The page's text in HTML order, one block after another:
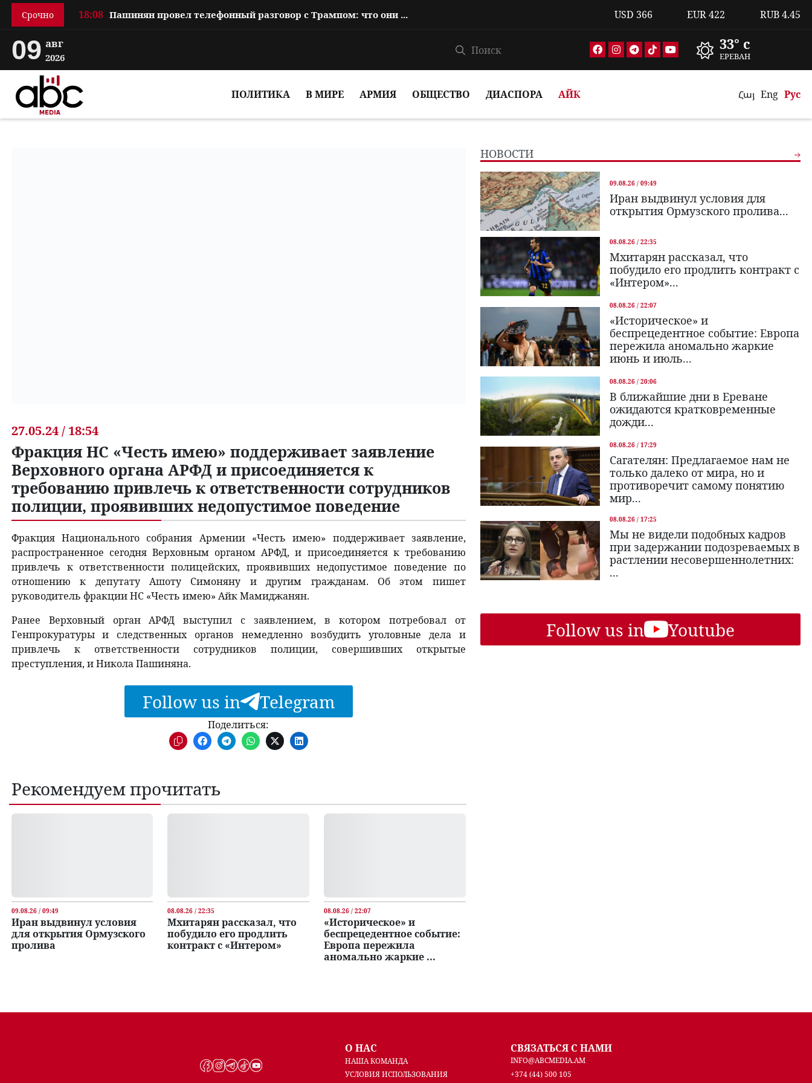
Срочно 18:08 Пашинян провел телефонный разговор с Трампом: что они обсуждали? USD 366 EUR422 RUB4.45
09 авг
2026
33° c
ЕРЕВАН
ПОЛИТИКА В МИРЕ АРМИЯ ОБЩЕСТВО ДИАСПОРА АЙК Հայ Eng Рус
27.05.24 / 18:54
Фракция НС «Честь имею» поддерживает заявление
Верховного органа АРФД и присоединяется к
требованию привлечь к ответственности сотрудников
полиции, проявивших недопустимое поведение
Фракция Национального собрания Армении «Честь имею» поддерживает заявление,
распространенное сегодня Верховным органом АРФД, и присоединяется к требованию
привлечь к ответственности полицейских, проявивших недопустимое поведение по
отношению к депутату Ашоту Симоняну и другим гражданам. Об этом пишет
руководитель фракции НС «Честь имею» Айк Мамиджанян.
Ранее Верховный орган АРФД выступил с заявлением, в котором потребовал от
Генпрокуратуры и следственных органов немедленно возбудить уголовные дела и
привлечь к ответственности сотрудников полиции, совершивших открытые
преступления, и Никола Пашиняна.
Follow us in Telegram
Поделиться:
Рекомендуем прочитать
09.08.26 / 09:49
Иран выдвинул условия
для открытия Ормузского
пролива
08.08.26 / 22:35
Мхитарян рассказал, что
побудило его продлить
контракт с «Интером»
08.08.26 / 22:07
«Историческое» и
беспрецедентное событие:
Европа пережила
аномально жаркие ...
НОВОСТИ
09.08.26 / 09:49
Иран выдвинул условия для
открытия Ормузского пролива...
08.08.26 / 22:35
Мхитарян рассказал, что
побудило его продлить контракт с
«Интером»...
08.08.26 / 22:07
«Историческое» и
беспрецедентное событие: Европа
пережила аномально жаркие
июнь и июль...
08.08.26 / 20:06
В ближайшие дни в Ереване
ожидаются кратковременные
дожди...
08.08.26 / 17:29
Сагателян: Предлагаемое нам не
только далеко от мира, но и
противоречит самому понятию
мир...
08.08.26 / 17:25
Мы не видели подобных кадров
при задержании подозреваемых в
растлении несовершеннолетних:
...
Follow us in Youtube
О НАС
НАША КОМАНДА
УСЛОВИЯ ИСПОЛЬЗОВАНИЯ
СВЯЗАТЬСЯ С НАМИ
INFO@ABCMEDIA.AM
+374 (44) 500 105